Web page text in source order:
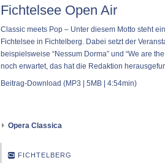
Fichtelsee Open Air
Classic meets Pop – Unter diesem Motto steht
Fichtelsee in Fichtelberg. Dabei setzt der
beispielsweise “Nessum Dorma” und “We are
noch erwartet, das hat die Redaktion
Beitrag-Download (MP3 | 5MB | 4:54min)
Opera Classica
FICHTELBERG